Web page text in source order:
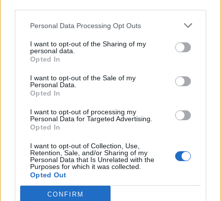
Personal Data Processing Opt Outs
I want to opt-out of the Sharing of my
personal data.
Opted In
I want to opt-out of the Sale of my
Personal Data.
Opted In
I want to opt-out of processing my
Personal Data for Targeted Advertising.
Opted In
I want to opt-out of Collection, Use,
Retention, Sale, and/or Sharing of my
Personal Data that Is Unrelated with the
Purposes for which it was collected.
Opted Out
CONFIRM
CZYTAJ TEŻ:Zaproszenia rozesłane! Trzy polskie
składy zawalczą o RMR-a przed Majorem CS2 w
izak ambasadorem Betclic Apogee
Co ciekawe, w działalność Betclic Apogee
zaangażowany będzie także popularny komentator i
streamer, Piotr "izak" Skowyrski. 36-latek, który w
przeszłości posiadał własną organizację, Izako Boars,
będzie jako ambasador wspomagać organizację w
wsparcia mentalnego dla zespołu CS-a. Jak możemy
wyczytać w informacji prasowej, będzie on kimś na
wzór "dobrego ducha" drużyny. –Esport zawsze był i
będzie moją pasją. W projekcie Betclic Apogee
zamierzam wspierać chłopaków moim